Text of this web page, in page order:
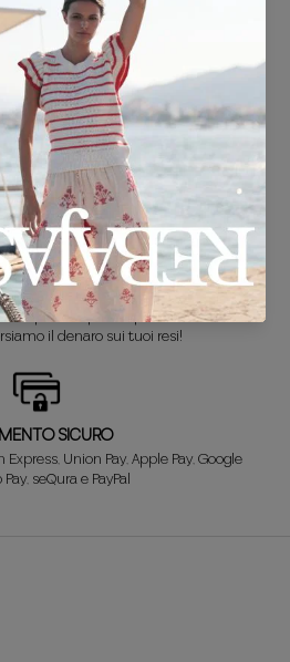
GRATUITA*
superiori a 30 €.
IN 24/48 ore
sfoggiare il tuo nuovo look, quindi te lo
in un batter d'occhio.
GRATUITA*
Non preoccuparti! Il primo cambio è
il denaro sui tuoi resi!
SICURO
Union Pay, Apple Pay, Google
Pay, seQura e PayPal